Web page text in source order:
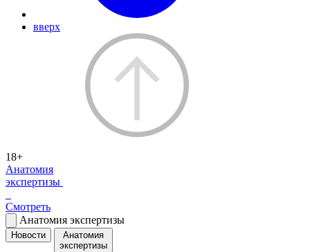
вверх
18+
Анатомия
экспертизы
Смотреть
Анатомия экспертизы
Новости
Анатомия
экспертизы